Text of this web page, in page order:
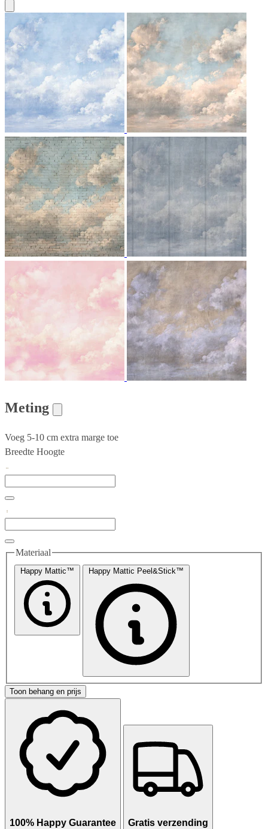
Meting
Voeg 5-10 cm extra marge toe
Breedte Hoogte
Materiaal
Happy Mattic™ Happy Mattic Peel&Stick™
Toon behang en prijs
100% Happy Guarantee Gratis verzending